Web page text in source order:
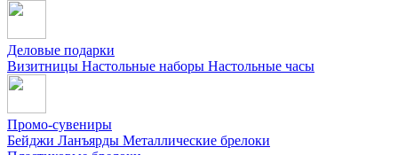
Деловые подарки
Визитницы Настольные наборы Настольные часы
Промо-сувениры
Бейджи Ланъярды Металлические брелоки